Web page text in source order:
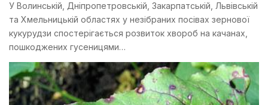
У Волинській, Дніпропетровській, Закарпатській, Львівській
та Хмельницькій областях у незібраних посівах зернової
кукурудзи спостерігається розвиток хвороб на качанах,
пошкоджених гусеницями…